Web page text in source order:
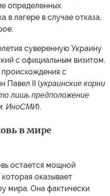
определенных
в лагере в случае отказа,
суверенную Украину
с официальным визитом.
с
Павел II (украинские корни
лишь предположение
ИноСМИ).
в мире
остается мощной
оказывает
мира. Она фактически